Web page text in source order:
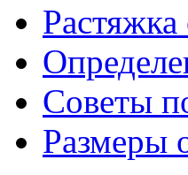
Советы
Размеры